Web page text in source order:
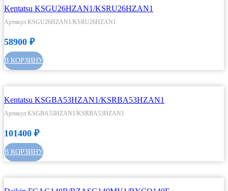
Kentatsu KSGU26HZAN1/KSRU26HZAN1
Артикул:KSGU26HZAN1/KSRU26HZAN1
58900 ₽
В КОРЗИНУ
Kentatsu KSGBA53HZAN1/KSRBA53HZAN1
Артикул:KSGBA53HZAN1/KSRBA53HZAN1
101400 ₽
В КОРЗИНУ